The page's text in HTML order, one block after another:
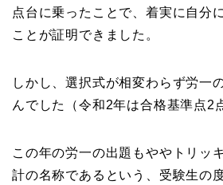
点台に乗ったことで、着実に自分
ことが証明できました。
しかし、選択式が相変わらず労一
んでした（令和2年は合格基準点2
この年の労一の出題もややトリッ
計の名称であるという、受験生の